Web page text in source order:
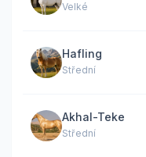
Velké
Hafling
Střední
Akhal-Teke
Střední